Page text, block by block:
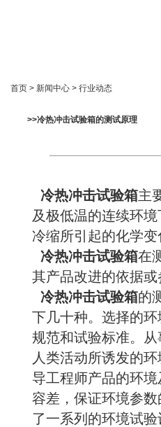
首页 > 新闻中心 > 行业动态
>>冷热冲击试验箱的测试原理
冷热冲击试验箱主
及极低温的连续环
冷缩所引起的化学
冷热冲击试验箱在
其产品改进的依据
冷热冲击试验箱的
下几十种。选择的
规范和试验标准。
人类活动所诱发的
导工程师产品的环
容差，保证环境参
了一系列的环境试